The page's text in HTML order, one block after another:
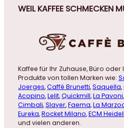
WEIL KAFFEE SCHMECKEN
Kaffee für Ihr Zuhause, Büro oder
Produkte von tollen Marken wie:
Joerges,Caffé Brunetti,Saquella,
Acopino,Lelit,Quickmill,La Pavoni,
Cimbali,Slayer,Faema,La
Eureka,Rocket Milano,ECM
und vielen anderen.